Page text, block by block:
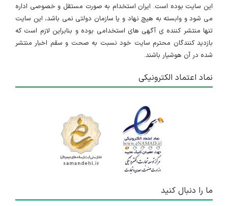
این سایت بوده است. ایران استخدام به صورت مستقل و خصوصی اداره
می شود و وابسته به هیچ نهاد و یا سازمان دولتی نمی باشد، این سایت
تنها منتشر کننده ی آگهی های استخدامی بوده و بنابراین لازم است که
بازدید کنندگان محترم سایت خود نسبت به صحت و سقم اخبار منتشر
شده در آن هوشیار باشند.
نماد اعتماد الکترونیکی
ما را دنبال کنید